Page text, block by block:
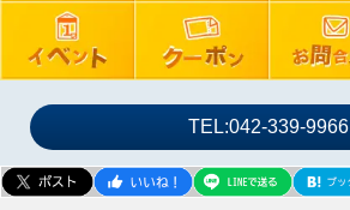
2024年06月
2024年05月
2024年04月
2024年03月
2024年02月
2024年01月
TEL:042-339-9966